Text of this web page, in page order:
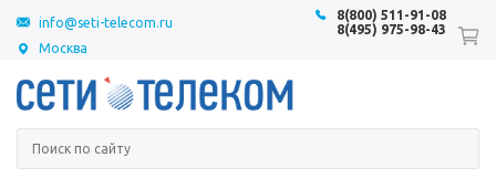
Москва
8(800) 511-91-08
8(495) 975-98-43
info@seti-telecom.ru